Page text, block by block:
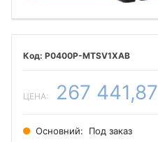
P0400P-MTSV1XAB
ЦЕНА: 267 441,87
Основний: Под заказ